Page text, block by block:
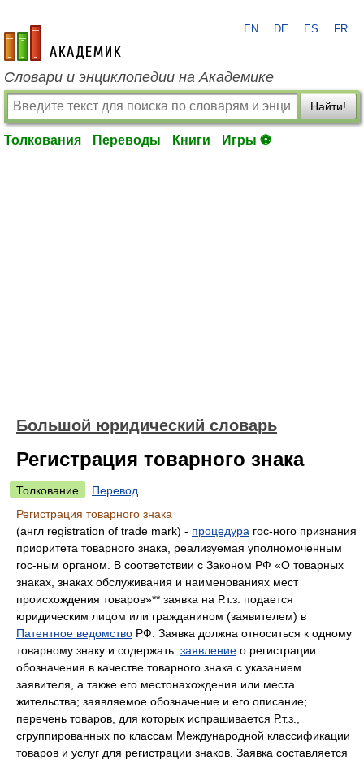
academic.ru
EN DE ES FR
Словари и энциклопедии на Академике
Найти!
Толкования Переводы Книги Игры ⚽
Большой юридический словарь
Регистрация товарного знака
Толкование
Перевод
Регистрация товарного знака
(англ registration of trade mark) - процедура гос-ного признания
приоритета товарного знака, реализуемая уполномоченным
гос-ным органом. В соответствии с Законом РФ «О товарных
знаках, знаках обслуживания и наименованиях мест
происхождения товаров»** заявка на Р.т.з. подается
юридическим лицом или гражданином (заявителем) в
Патентное ведомство РФ. Заявка должна относиться к одному
товарному знаку и содержать: заявление о регистрации
обозначения в качестве товарного знака с указанием
заявителя, а также его местонахождения или места
жительства; заявляемое обозначение и его описание;
перечень товаров, для которых испрашивается Р.т.з.,
сгруппированных по классам Международной классификации
товаров и услуг для регистрации знаков. Заявка составляется